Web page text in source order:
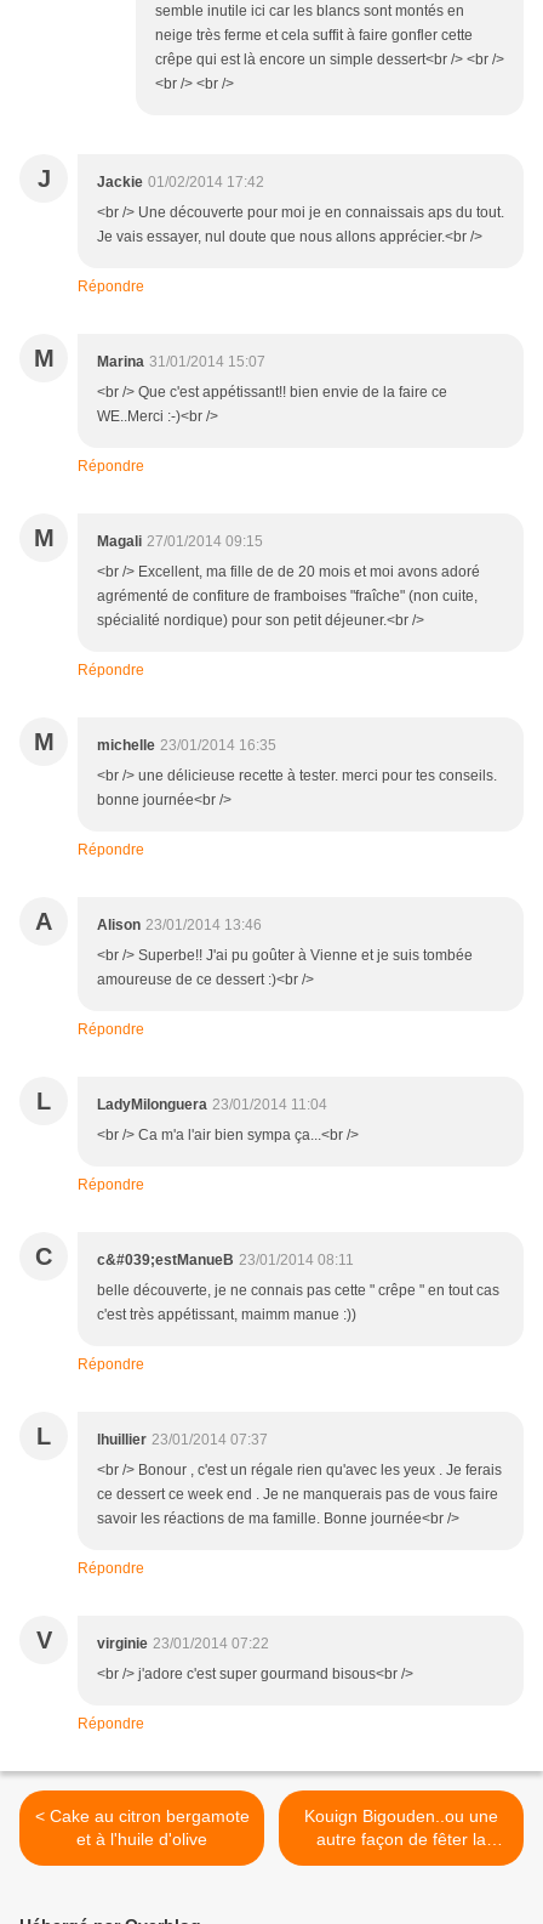
semble inutile ici car les blancs sont montés en
neige très ferme et cela suffit à faire gonfler cette
crêpe qui est là encore un simple dessert<br /> <br />
<br /> <br />
J Jackie 01/02/2014 17:42
<br /> Une découverte pour moi je en connaissais aps du tout.
Je vais essayer, nul doute que nous allons apprécier.<br />
Répondre
M Marina 31/01/2014 15:07
<br /> Que c'est appétissant!! bien envie de la faire ce
WE..Merci :-)<br />
Répondre
M Magali 27/01/2014 09:15
<br /> Excellent, ma fille de de 20 mois et moi avons adoré
agrémenté de confiture de framboises "fraîche" (non cuite,
spécialité nordique) pour son petit déjeuner.<br />
Répondre
M michelle 23/01/2014 16:35
<br /> une délicieuse recette à tester. merci pour tes conseils.
bonne journée<br />
Répondre
A Alison 23/01/2014 13:46
<br /> Superbe!! J'ai pu goûter à Vienne et je suis tombée
amoureuse de ce dessert :)<br />
Répondre
L LadyMilonguera 23/01/2014 11:04
<br /> Ca m'a l'air bien sympa ça...<br />
Répondre
C c&#039;estManueB 23/01/2014 08:11
belle découverte, je ne connais pas cette " crêpe " en tout cas
c'est très appétissant, maimm manue :))
Répondre
L lhuillier 23/01/2014 07:37
<br /> Bonour , c'est un régale rien qu'avec les yeux . Je ferais
ce dessert ce week end . Je ne manquerais pas de vous faire
savoir les réactions de ma famille. Bonne journée<br />
Répondre
V virginie 23/01/2014 07:22
<br /> j'adore c'est super gourmand bisous<br />
Répondre
< Cake au citron bergamote
et à l'huile d'olive
Kouign Bigouden..ou une
autre façon de fêter la
Chandeleur. >